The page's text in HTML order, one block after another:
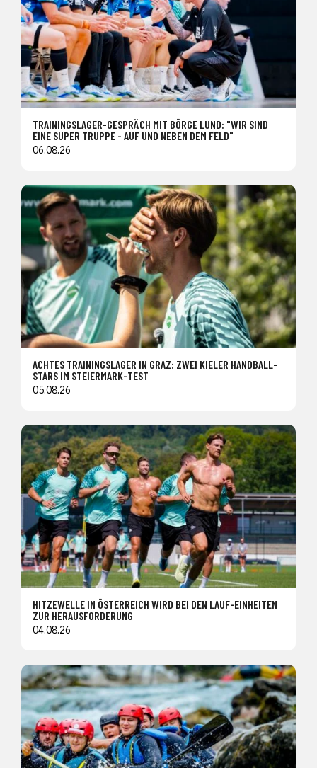
TRAININGSLAGER-GESPRÄCH MIT BÖRGE LUND: "WIR SIND
EINE SUPER TRUPPE - AUF UND NEBEN DEM FELD"
06.08.26
ACHTES TRAININGSLAGER IN GRAZ: ZWEI KIELER HANDBALL-
STARS IM STEIERMARK-TEST
05.08.26
HITZEWELLE IN ÖSTERREICH WIRD BEI DEN LAUF-EINHEITEN
ZUR HERAUSFORDERUNG
04.08.26